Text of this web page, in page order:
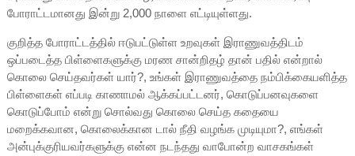
போராட்டமானது இன்று 2,000 நாளை எட்டியுள்ளது.
குறித்த போராட்டத்தில் ஈடுபட்டுள்ள உறவுகள் இராணுவத்திடம்
ஒப்படைத்த பிள்ளைகளுக்கு மரண சான்றிதழ் தான் பதில் என்றால்
கொலை செய்தவர்கள் யார்?, உங்கள் இராணுவத்தை நம்பிக்கையளித்த
பிள்ளைகள் எப்படி காணாமல் ஆக்கப்பட்டனர், கொடுப்பனவுகளை
கொடுப்போம் என்று சொல்வது கொலை செய்த கதையை
மறைக்கவான, கொலைக்கான டால் நீதி வழங்க முடியுமா?, எங்கள்
அன்புக்குரியவர்களுக்கு என்ன நடந்தது வாபோன்ற வாசகங்கள்